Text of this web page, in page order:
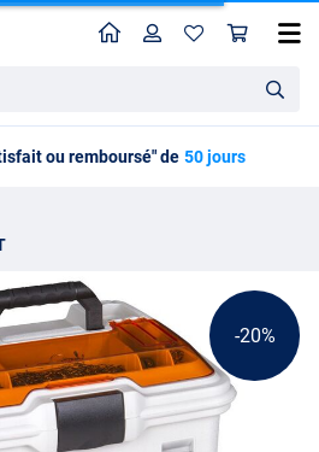
HomeProfil
ou remboursé" de 50 jours
Boîte de pêche Flambeau T4 Pro Multiloader T4P
-20%